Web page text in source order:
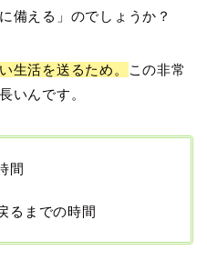
備える」のでしょうか？
生活を送るため。
この非常
いんです。
間
るまでの時間